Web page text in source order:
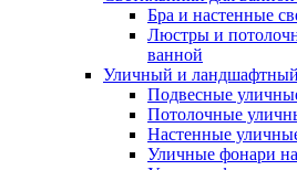
Бра и настенные
Люстры и
ванной
Уличный и ландшафтный
Подвесные
Потолочные
Настенные
Уличные фонари на